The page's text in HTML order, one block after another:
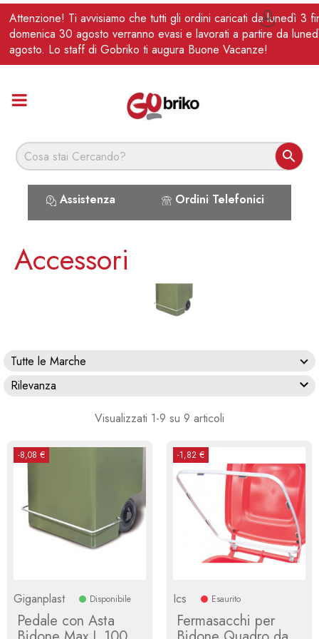
Attenzione! Ti avvisiamo che tutti gli ordini caricati da lunedì 3
domenica 30 agosto verranno evasi e lavorati a partire da
agosto. Lo staff di Gobriko ti augura Buone Vacanze!

Assistenza Ordini Telefonici
IT 
Accessori
Tutte le Marche
Rilevanza

Visualizzati 1-9 su 9 articoli
-8,08 €
Giganplast Disponibile
Pedale con Asta
-1,82 €
Ics Esaurito
Fermasacchi per